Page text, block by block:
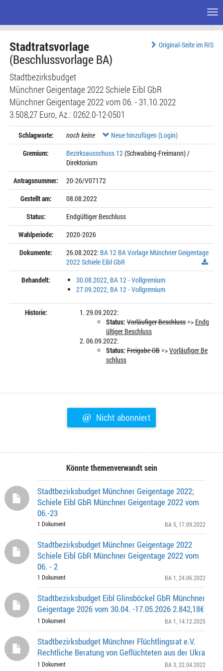
Seiteninhalt
Original-Seite im RIS
Stadtratsvorlage
(Beschlussvorlage BA)
Stadtbezirksbudget
Münchner Geigentage 2022 Schiele Eibl GbR
Münchner Geigentage 2022 vom 06. - 31.10.2022
3.508,27 Euro, Az.: 0262.0-12-0501
Schlagworte: noch keine
Neue hinzufügen (Login)
Gremium:
Bezirksausschuss 12(Schwabing-Freimann) /
Direktorium
Antragsnummer:
20-26/V07172
Gestellt am:
08.08.2022
Status:
Endgültiger Beschluss
Wahlperiode:
2020-2026
Dokumente:
26.08.2022: BA 12 BA Vorlage Münchner Geigentage
2022 Schiele Eibl GbR
Behandelt:
30.08.2022, BA 12 - Vollgremium
27.09.2022, BA 12 - Vollgremium
Historie:
29.09.2022:
Status: Vorläufiger Beschluss=> Endg
ültiger Beschluss
06.09.2022:
Status: Freigabe OB=>Vorläufiger Be
schluss
@ Nicht abonniert
Könnte themenverwandt sein
Stadtbezirksbudget Münchner Geigentage 2022;
Schiele Eibl GbR Münchner Geigentage 2022 vom
06.-23
1 Dokument BA 5 , 17.09.2022
Stadtbezirksbudget Münchner Geigentage 2022
Schiele Eibl GbR Münchner Geigentage 2022 vom
06. - 2
1 Dokument BA 1 , 24.06.2022
Stadtbezirksbudget Eibl Glinsböckel GbR Münchner
Geigentage 2026 vom 30.04. -17.05.2026 2.842,18€
1 Dokument BA 1 , 14.12.2025
Stadtbezirksbudget Münchner Flüchtlingsrat e.V.
Rechtliche Beratung von Geflüchteten aus der Ukra
1 Dokument BA 3 , 22.04.2022